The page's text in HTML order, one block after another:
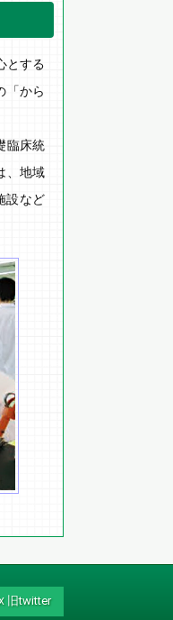
とする
「から
臨床統
、地域
設など
旧twitter